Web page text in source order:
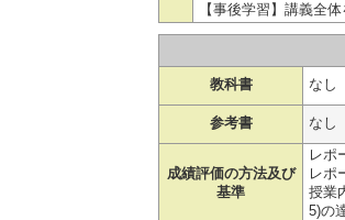
【事後学習】講義全
教科書 なし
参考書 なし
成績評価の方法及び
基準
レポ
レポ
授業
5)の